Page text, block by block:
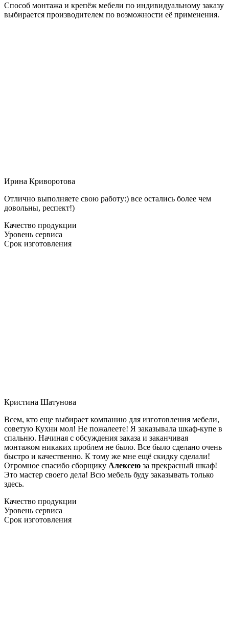
Способ монтажа и крепёж мебели по индивидуальному заказу
выбирается производителем по возможности её применения.
Ирина Криворотова
Отлично выполняете свою работу:) все остались более чем
довольны, респект!)
Качество продукции
Уровень сервиса
Срок изготовления
Кристина Шатунова
Всем, кто еще выбирает компанию для изготовления мебели,
советую Кухни мол! Не пожалеете! Я заказывала шкаф-купе в
спальню. Начиная с обсуждения заказа и заканчивая
монтажом никаких проблем не было. Все было сделано очень
быстро и качественно. К тому же мне ещё скидку сделали!
Огромное спасибо сборщику Алексею за прекрасный шкаф!
Это мастер своего дела! Всю мебель буду заказывать только
здесь.
Качество продукции
Уровень сервиса
Срок изготовления